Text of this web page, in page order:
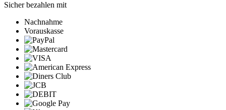
Sicher bezahlen mit
Nachnahme
Vorauskasse